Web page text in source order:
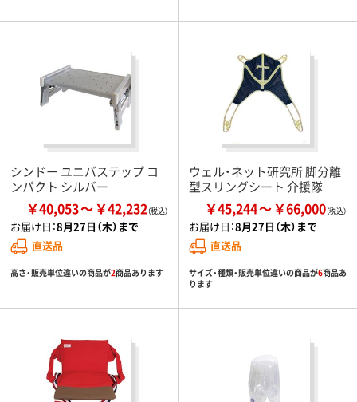
シンドー ユニバステップ コ
ンパクト シルバー
￥40,053 ￥42,232
お届け日：8月27日（木）まで
直送品
高さ・販売単位違いの商品が2商品あります
ウェル・ネット研究所 脚分離
型スリングシート 介援隊
￥45,244 ￥66,000
お届け日：8月27日（木）まで
直送品
サイズ・種類・販売単位違いの商品が6商品あ
ります